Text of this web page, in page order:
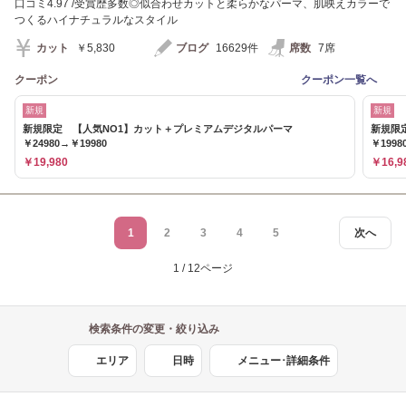
口コミ4.97 /受賞歴多数◎似合わせカットと柔らかなパーマ、肌映えカラーで
つくるハイナチュラルなスタイル
カット ￥5,830 ブログ 16629件 席数 7席
クーポン クーポン一覧へ
新規
新規限定 【人気NO1】カット＋プレミアムデジタルパーマ
￥24980→￥19980
￥19,980
新規
新規限
￥
￥
次へ
1 2 3 4 5
1 / 12ページ
検索条件の変更・絞り込み
エリア 日時 メニュー･詳細条件